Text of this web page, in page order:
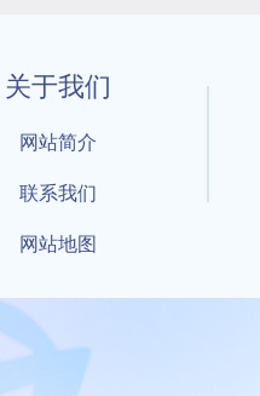
关于我们
网站简介
联系我们
网站地图
天拆车-买卖拆车件，擎天拆
ICP备18021004号-17 公安